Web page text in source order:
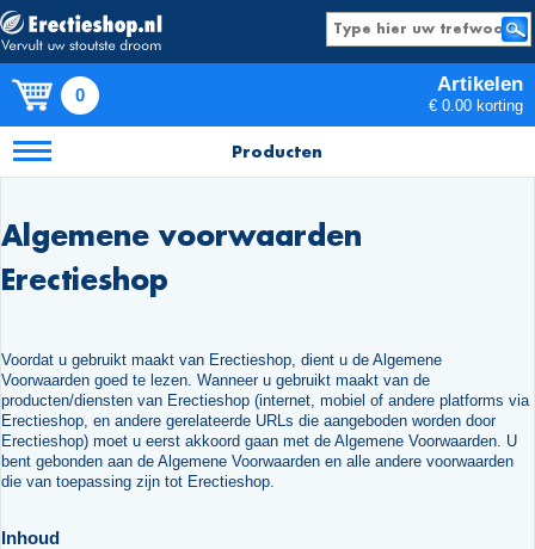
0 Artikelen
€ 0.00 korting
Producten
Algemene voorwaarden
Erectieshop
Voordat u gebruikt maakt van Erectieshop, dient u de Algemene
Voorwaarden goed te lezen. Wanneer u gebruikt maakt van de
producten/diensten van Erectieshop (internet, mobiel of andere platforms via
Erectieshop, en andere gerelateerde URLs die aangeboden worden door
Erectieshop) moet u eerst akkoord gaan met de Algemene Voorwaarden. U
bent gebonden aan de Algemene Voorwaarden en alle andere voorwaarden
die van toepassing zijn tot Erectieshop.
Inhoud